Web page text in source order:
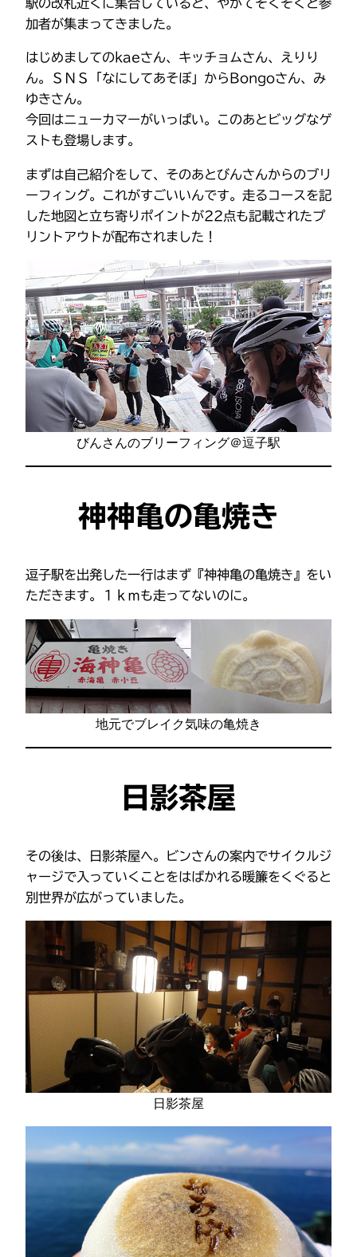
駅の改札近くに集合していると、やがてぞくぞくと参
加者が集まってきました。
はじめましてのkaeさん、キッチョムさん、えりり
ん。ＳＮＳ「なにしてあそぼ」からBongoさん、み
ゆきさん。
今回はニューカマーがいっぱい。このあとビッグなゲ
ストも登場します。
まずは自己紹介をして、そのあとびんさんからのブリ
ーフィング。これがすごいいんです。走るコースを記
した地図と立ち寄りポイントが22点も記載されたプ
リントアウトが配布されました！
びんさんのブリーフィング＠逗子駅
神神亀の亀焼き
逗子駅を出発した一行はまず『神神亀の亀焼き』をい
ただきます。１ｋｍも走ってないのに。
地元でブレイク気味の亀焼き
日影茶屋
その後は、日影茶屋へ。ビンさんの案内でサイクルジ
ャージで入っていくことをはばかれる暖簾をくぐると
別世界が広がっていました。
日影茶屋